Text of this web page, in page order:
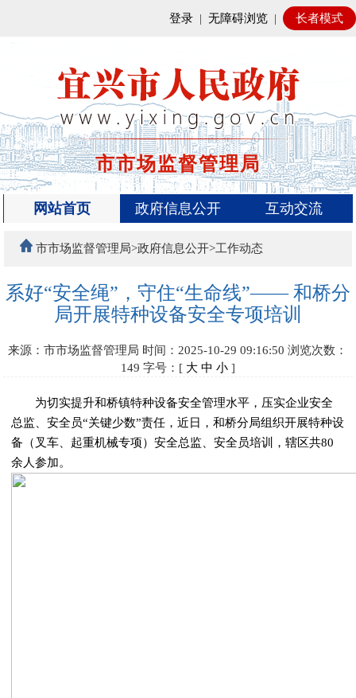
登录 | 无障碍浏览 | 长者模式
市市场监督管理局
网站首页 政府信息公开 互动交流
市市场监督管理局>政府信息公开>工作动态
系好“安全绳”，守住“生命线”—— 和桥分
局开展特种设备安全专项培训
来源：市市场监督管理局 时间：2025-10-29 09:16:50 浏览次数：
149 字号：[ 大 中 小]
为切实提升和桥镇特种设备安全管理水平，压实企业安全
总监、安全员“关键少数”责任，近日，和桥分局组织开展特种设
备（叉车、起重机械专项）安全总监、安全员培训，辖区共80
余人参加。